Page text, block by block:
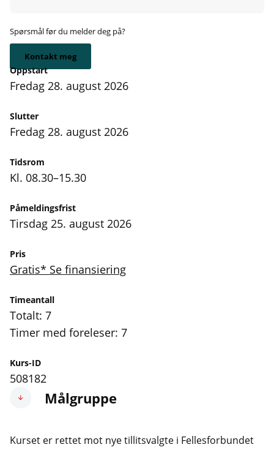
Spørsmål før du melder deg på?
Kontakt meg
Målgruppe
Kurset er rettet mot nye tillitsvalgte i Fellesforbundet
Oppstart
fredag 28. august 2026
Slutter
fredag 28. august 2026
Tidsrom
Kl. 08.30–15.30
Påmeldingsfrist
tirsdag 25. august 2026
Pris
Gratis* Se finansiering
Timeantall
Totalt: 7
Timer med foreleser: 7
Kurs-ID
508182